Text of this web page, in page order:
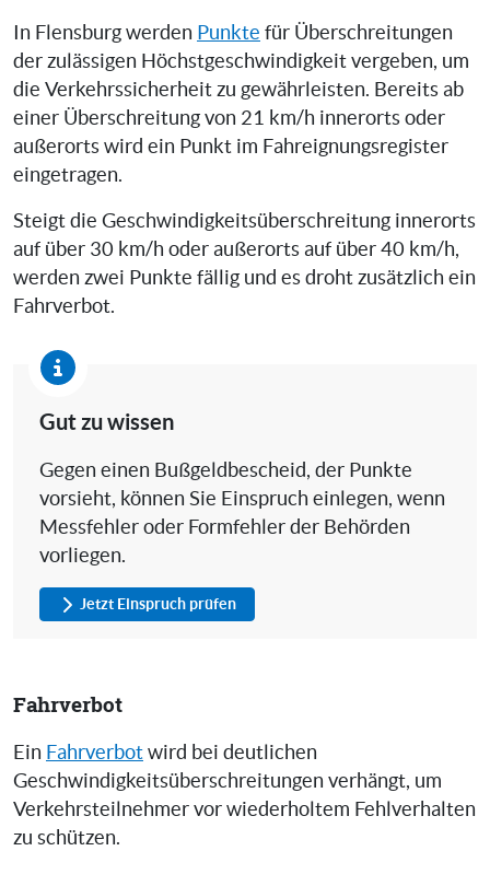
In Flensburg werden Punkte für Überschreitungen
der zulässigen Höchstgeschwindigkeit vergeben, um
die Verkehrssicherheit zu gewährleisten. Bereits ab
einer Überschreitung von 21 km/h innerorts oder
außerorts wird ein Punkt im Fahreignungsregister
eingetragen.
Steigt die Geschwindigkeitsüberschreitung innerorts
auf über 30 km/h oder außerorts auf über 40 km/h,
werden zwei Punkte fällig und es droht zusätzlich ein
Fahrverbot.
Gut zu wissen
Gegen einen Bußgeldbescheid, der Punkte
vorsieht, können Sie Einspruch einlegen, wenn
Messfehler oder Formfehler der Behörden
vorliegen.
Jetzt Einspruch prüfen
Fahrverbot
Ein Fahrverbot wird bei deutlichen
Geschwindigkeitsüberschreitungen verhängt, um
Verkehrsteilnehmer vor wiederholtem Fehlverhalten
zu schützen.